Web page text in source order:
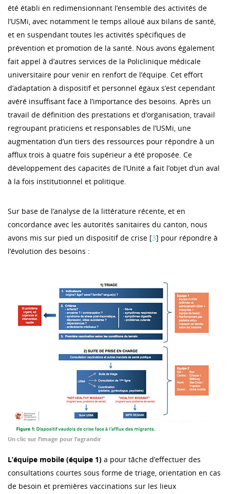
été établi en redimensionnant l’ensemble des activités de
l’USMi, avec notamment le temps alloué aux bilans de santé,
et en suspendant toutes les activités spécifiques de
prévention et promotion de la santé. Nous avons également
fait appel à d’autres services de la Policlinique médicale
universitaire pour venir en renfort de l’équipe. Cet effort
d’adaptation à dispositif et personnel égaux s’est cependant
avéré insuffisant face à l’importance des besoins. Après un
travail de définition des prestations et d’organisation, travail
regroupant praticiens et responsables de l’USMi, une
augmentation d’un tiers des ressources pour répondre à un
afflux trois à quatre fois supérieur a été proposée. Ce
développement des capacités de l’Unité a fait l’objet d’un aval
à la fois institutionnel et politique.
Sur base de l’analyse de la littérature récente, et en
concordance avec les autorités sanitaires du canton, nous
avons mis sur pied un dispositif de crise [3] pour répondre à
l’évolution des besoins :
Un clic sur l’image pour l’agrandir
L’équipe mobile (équipe 1) a pour tâche d’effectuer des
consultations courtes sous forme de triage, orientation en cas
de besoin et premières vaccinations sur les lieux